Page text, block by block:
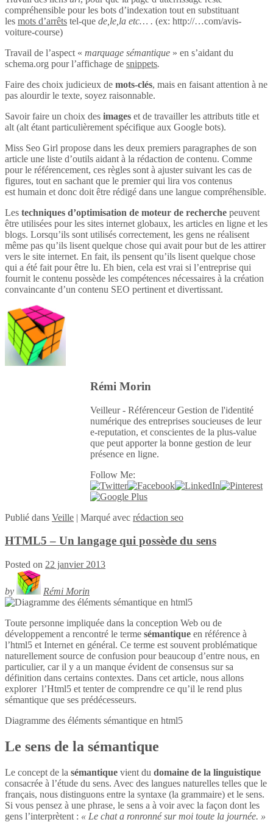
compréhensible pour les bots d’indexation tout en substituant
les mots d’arrêts tel-que de,le,la etc… . (ex: http://…com/avis-
voiture-course)
Travail de l’aspect « marquage sémantique » en s’aidant du
schema.org pour l’affichage de snippets.
Faire des choix judicieux de mots-clés, mais en faisant attention à ne
pas alourdir le texte, soyez raisonnable.
Savoir faire un choix des images et de travailler les attributs title et
alt (alt étant particulièrement spécifique aux Google bots).
Miss Seo Girl propose dans les deux premiers paragraphes de son
article une liste d’outils aidant à la rédaction de contenu. Comme
pour le référencement, ces règles sont à ajuster suivant les cas de
figures, tout en sachant que le premier qui lira vos contenus
est humain et donc doit être rédigé dans une langue compréhensible.
Les techniques d’optimisation de moteur de recherche peuvent
être utilisées pour les sites internet globaux, les articles en ligne et les
blogs. Lorsqu’ils sont utilisés correctement, les gens ne réalisent
même pas qu’ils lisent quelque chose qui avait pour but de les attirer
vers le site internet. En fait, ils pensent qu’ils lisent quelque chose
qui a été fait pour être lu. Eh bien, cela est vrai si l’entreprise qui
fournit le contenu possède les compétences nécessaires à la création
convaincante d’un contenu SEO pertinent et divertissant.
Rémi Morin
Veilleur - Référenceur Gestion de l'identité
numérique des entreprises soucieuses de leur
e-reputation, et conscientes de la plus-value
que peut apporter la bonne gestion de leur
présence en ligne.
Follow Me:
Publié dans Veille | Marqué avec rédaction seo
HTML5 – Un langage qui possède du sens
Posted on 22 janvier 2013
by Rémi Morin
Toute personne impliquée dans la conception Web ou de
développement a rencontré le terme sémantique en référence à
l’html5 et Internet en général. Ce terme est souvent problématique
naturellement source de confusion pour beaucoup d’entre nous, en
particulier, car il y a un manque évident de consensus sur sa
définition dans certains contextes. Dans cet article, nous allons
explorer l’Html5 et tenter de comprendre ce qu’il le rend plus
sémantique que ses prédécesseurs.
Diagramme des éléments sémantique en html5
Le sens de la sémantique
Le concept de la sémantique vient du domaine de la linguistique
consacrée à l’étude du sens. Avec des langues naturelles telles que le
français, nous distinguons entre la syntaxe (la grammaire) et le sens.
Si vous pensez à une phrase, le sens a à voir avec la façon dont les
gens l’interprètent : « Le chat a ronronné sur moi toute la journée. »